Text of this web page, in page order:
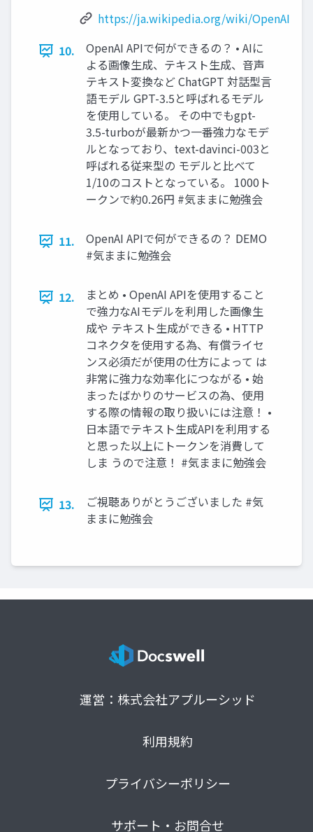
https://ja.wikipedia.org/wiki/OpenAI
10.
OpenAI APIで何ができるの？ • AIに
よる画像生成、テキスト生成、音声
テキスト変換など ChatGPT 対話型言
語モデル GPT-3.5と呼ばれるモデル
を使用している。 その中でもgpt-
3.5-turboが最新かつ一番強力なモデ
ルとなっており、text-davinci-003と
呼ばれる従来型の モデルと比べて
1/10のコストとなっている。 1000ト
ークンで約0.26円 #気ままに勉強会
11.
OpenAI APIで何ができるの？ DEMO
#気ままに勉強会
12.
まとめ • OpenAI APIを使用すること
で強力なAIモデルを利用した画像生
成や テキスト生成ができる • HTTP
コネクタを使用する為、有償ライセ
ンス必須だが使用の仕方によって は
非常に強力な効率化につながる • 始
まったばかりのサービスの為、使用
する際の情報の取り扱いには注意！ •
日本語でテキスト生成APIを利用する
と思った以上にトークンを消費して
しま うので注意！ #気ままに勉強会
13.
ご視聴ありがとうございました #気
ままに勉強会
運営：株式会社アプルーシッド
利用規約
プライバシーポリシー
サポート・お問合せ